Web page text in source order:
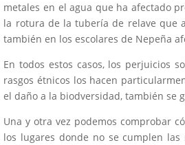
metales en el agua que ha afectado
la rotura de la tubería de relave que
también en los escolares de Nepeña
En todos estos casos, los perjuicios
rasgos étnicos los hacen
el daño a la biodversidad, también se
Una y otra vez podemos comprobar
los lugares donde no se cumplen las